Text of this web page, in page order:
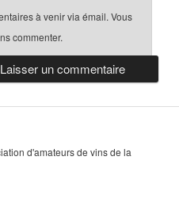
à venir via émail. Vous
commenter.
d'amateurs de vins de la